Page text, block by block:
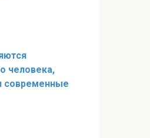
человека,
современные